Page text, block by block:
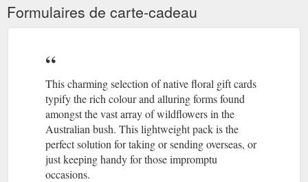
Formulaires de carte-cadeau
This charming selection of native floral gift cards
typify the rich colour and alluring forms found
amongst the vast array of wildflowers in the
Australian bush. This lightweight pack is the
perfect solution for taking or sending overseas, or
just keeping handy for those impromptu
occasions.